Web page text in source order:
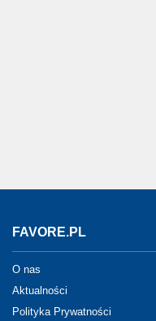
FAVORE.PL
O nas
Aktualności
Polityka Prywatności